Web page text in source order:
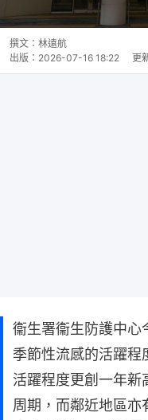
撰文： 林遠航
出版： 2026-07-16 18:22 更
衞生署衞生防護中心
季節性流感的活躍程
活躍程度更創一年新
周期，而鄰近地區亦